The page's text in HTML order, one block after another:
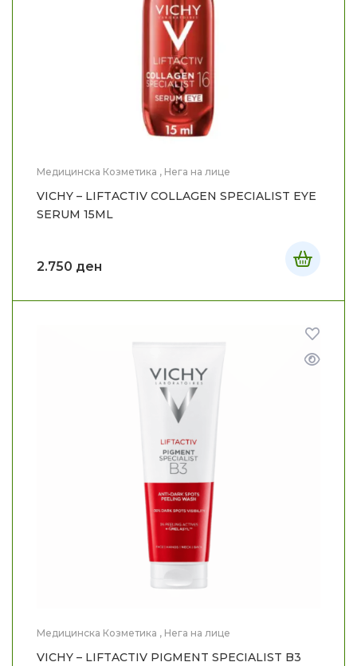
Медицинска Козметика , Нега на лице
VICHY – LIFTACTIV COLLAGEN SPECIALIST EYE
SERUM 15ML
2.750 ден
Медицинска Козметика , Нега на лице
VICHY – LIFTACTIV PIGMENT SPECIALIST B3